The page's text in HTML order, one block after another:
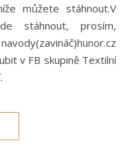
můžete stáhnout.V
stáhnout, prosím,
v FB skupině Textilní